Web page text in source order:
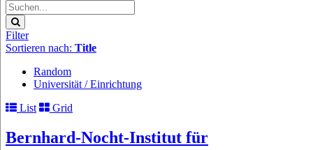
Filter
Sortieren nach: Title
Random
Universität / Einrichtung
List
Grid
Bernhard-Nocht-Institut für